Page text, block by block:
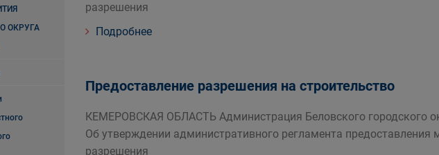
ОКРУГА
разрешения
Подробнее
Предоставление разрешения на строительство
КЕМЕРОВСКАЯ ОБЛАСТЬ Администрация Беловского городского
Об утверждении административного регламента предоставления
разрешения